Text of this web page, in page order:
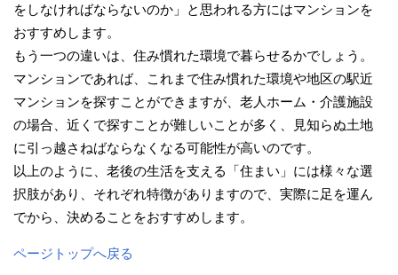
をしなければならないのか」と思われる方にはマンションを
おすすめします。
もう一つの違いは、住み慣れた環境で暮らせるかでしょう。
マンションであれば、これまで住み慣れた環境や地区の駅近
マンションを探すことができますが、老人ホーム・介護施設
の場合、近くで探すことが難しいことが多く、見知らぬ土地
に引っ越さねばならなくなる可能性が高いのです。
以上のように、老後の生活を支える「住まい」には様々な選
択肢があり、それぞれ特徴がありますので、実際に足を運ん
でから、決めることをおすすめします。
ページトップへ戻る